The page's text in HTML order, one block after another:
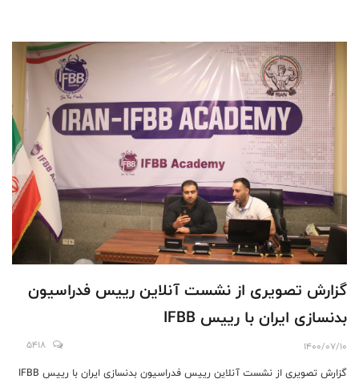
گزارش تصویری از نشست آنلاین رییس فدراسیون
بدنسازی ایران با رییس IFBB
1400/07/10
5418
گزارش تصویری از نشست آنلاین رییس فدراسیون بدنسازی ایران با رییس IFBB